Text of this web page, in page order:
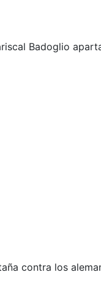
Badoglio
contra los